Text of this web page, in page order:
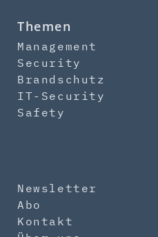
Themen
Management
Security
Brandschutz
IT-Security
Safety
Newsletter
Abo
Kontakt